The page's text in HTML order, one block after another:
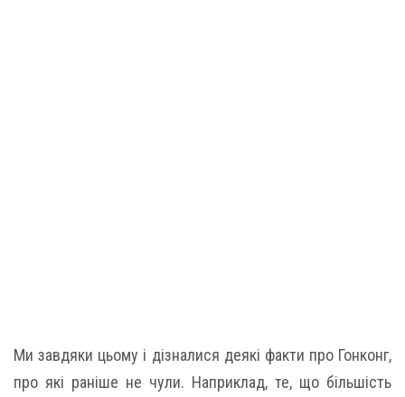
Ми завдяки цьому і дізналися деякі факти про Гонконг,
про які раніше не чули. Наприклад, те, що більшість